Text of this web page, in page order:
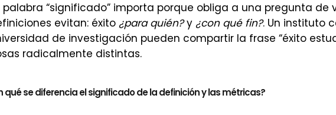
palabra “significado” importa porque obliga a una pregunta de
evitan: éxito ¿para quién?y ¿con qué fin?. Un instituto
de investigación pueden compartir la frase “éxito
radicalmente distintas.
qué se diferencia el significado de la definición y las métricas?